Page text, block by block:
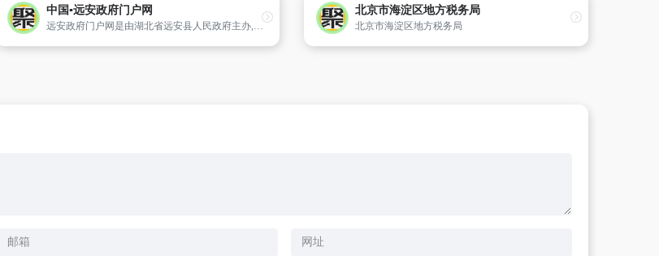
中国▪远安政府门户网
远安政府门户网是由湖北省远安县人民政府主办,集政务公开、新闻宣传、在线办事、公众参与四大功能定位为一体的政府门户网站群。
北京市海淀区地方税务局
北京市海淀区地方税务局